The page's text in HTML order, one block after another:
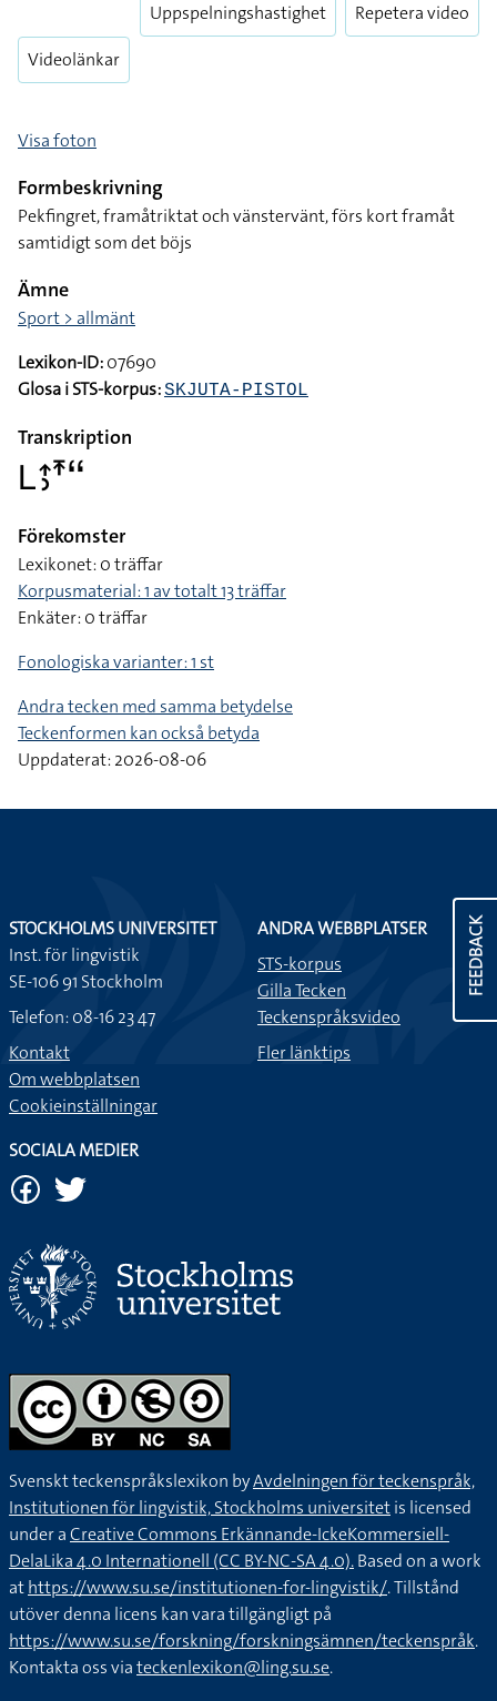
Videolänkar
Uppspelningshastighet Repetera video
Visa foton
Formbeskrivning
Pekfingret, framåtriktat och vänstervänt, förs kort framåt
samtidigt som det böjs
Ämne
Sport > allmänt
Lexikon-ID:07690
Glosa i STS-korpus:SKJUTA-PISTOL
Transkription
􌥈􌤴􌤶􌥵􌦨
Förekomster
Lexikonet: 0 träffar
Korpusmaterial: 1 av totalt 13 träffar
Enkäter: 0 träffar
Fonologiska varianter: 1 st
Andra tecken med samma betydelse
Teckenformen kan också betyda
Uppdaterat: 2026-08-06
FEEDBACK
STOCKHOLMS UNIVERSITET
Inst. för lingvistik
SE-106 91 Stockholm
Telefon: 08-16 23 47
Kontakt
Om webbplatsen
Cookieinställningar
ANDRA WEBBPLATSER
STS-korpus
Gilla Tecken
Teckenspråksvideo
Fler länktips
SOCIALA MEDIER
Svenskt teckenspråkslexikon byAvdelningen för teckenspråk,
Institutionen för lingvistik, Stockholms universitetis licensed
under aCreative Commons Erkännande-IckeKommersiell-
DelaLika 4.0 Internationell (CC BY-NC-SA 4.0).Based on a work
athttps://www.su.se/institutionen-for-lingvistik/. Tillstånd
utöver denna licens kan vara tillgängligt på
https://www.su.se/forskning/forskningsämnen/teckenspråk.
Kontakta oss viateckenlexikon@ling.su.se.